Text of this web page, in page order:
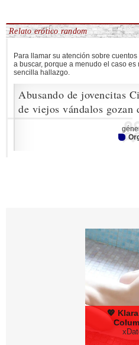
Relato erótico random
Para llamar su atención sobre
a buscar, porque a menudo el caso
sencilla hallazgo.
Abusando de jovencitas
de viejos vándalos gozan
💖